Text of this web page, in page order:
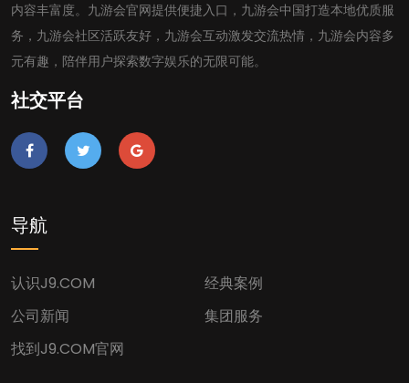
内容丰富度。九游会官网提供便捷入口，九游会中国打造本地优质服
务，九游会社区活跃友好，九游会互动激发交流热情，九游会内容多
元有趣，陪伴用户探索数字娱乐的无限可能。
社交平台
导航
认识J9.COM
经典案例
公司新闻
集团服务
找到J9.COM官网